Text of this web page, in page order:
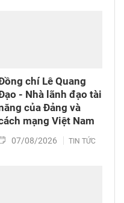
chí Lê Quang
- Nhà lãnh đạo tài
của Đảng và
mạng Việt Nam​
07/08/2026 TIN TỨC